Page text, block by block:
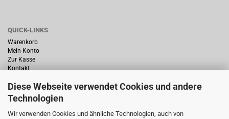
Diese Webseite verwendet Cookies und andere
Technologien
Wir verwenden Cookies und ähnliche Technologien, auch von
QUICK-LINKS
Warenkorb
Mein Konto
Zur Kasse
Kontakt